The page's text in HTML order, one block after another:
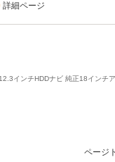
詳細ページ
インチHDDナビ 純正18インチ
ページ